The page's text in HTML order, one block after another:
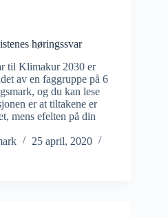
høringssvar
til Klimakur 2030 er
av en faggruppe på 6
og du kan lese
er at tiltakene er
mens efelten på din
25 april, 2020